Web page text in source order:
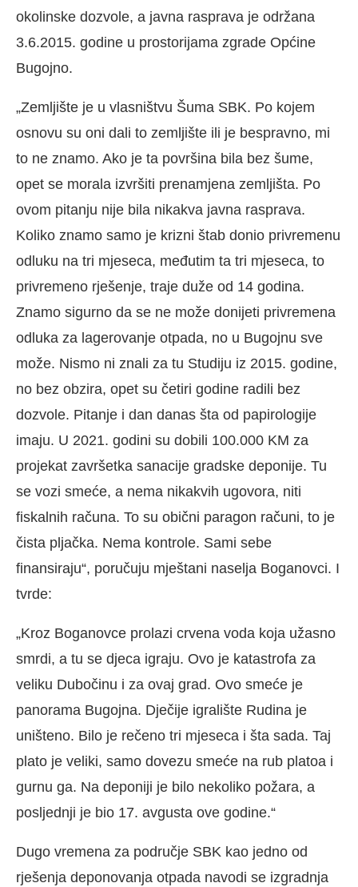
okolinske dozvole, a javna rasprava je održana
3.6.2015. godine u prostorijama zgrade Općine
Bugojno.
„Zemljište je u vlasništvu Šuma SBK. Po kojem
osnovu su oni dali to zemljište ili je bespravno, mi
to ne znamo. Ako je ta površina bila bez šume,
opet se morala izvršiti prenamjena zemljišta. Po
ovom pitanju nije bila nikakva javna rasprava.
Koliko znamo samo je krizni štab donio privremenu
odluku na tri mjeseca, međutim ta tri mjeseca, to
privremeno rješenje, traje duže od 14 godina.
Znamo sigurno da se ne može donijeti privremena
odluka za lagerovanje otpada, no u Bugojnu sve
može. Nismo ni znali za tu Studiju iz 2015. godine,
no bez obzira, opet su četiri godine radili bez
dozvole. Pitanje i dan danas šta od papirologije
imaju. U 2021. godini su dobili 100.000 KM za
projekat završetka sanacije gradske deponije. Tu
se vozi smeće, a nema nikakvih ugovora, niti
fiskalnih računa. To su obični paragon računi, to je
čista pljačka. Nema kontrole. Sami sebe
finansiraju“, poručuju mještani naselja Boganovci. I
tvrde:
„Kroz Boganovce prolazi crvena voda koja užasno
smrdi, a tu se djeca igraju. Ovo je katastrofa za
veliku Dubočinu i za ovaj grad. Ovo smeće je
panorama Bugojna. Dječije igralište Rudina je
uništeno. Bilo je rečeno tri mjeseca i šta sada. Taj
plato je veliki, samo dovezu smeće na rub platoa i
gurnu ga. Na deponiji je bilo nekoliko požara, a
posljednji je bio 17. avgusta ove godine.“
Dugo vremena za područje SBK kao jedno od
rješenja deponovanja otpada navodi se izgradnja